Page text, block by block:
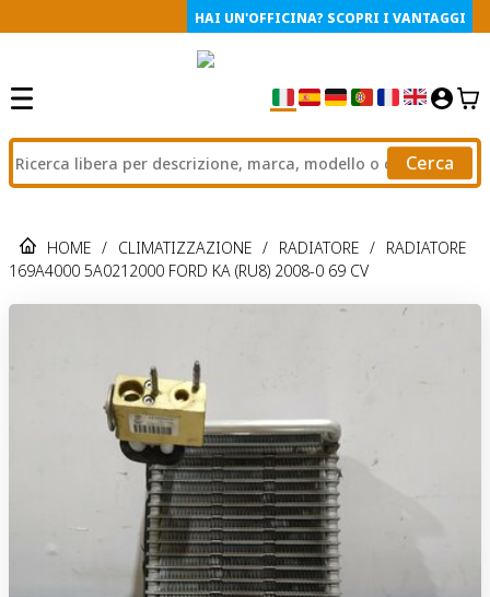
HAI UN'OFFICINA? SCOPRI I VANTAGGI
Cerca
HOME / CLIMATIZZAZIONE / RADIATORE / RADIATORE
169A4000 5A0212000 FORD KA (RU8) 2008-0 69 CV